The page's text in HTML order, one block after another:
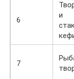
6
и
7